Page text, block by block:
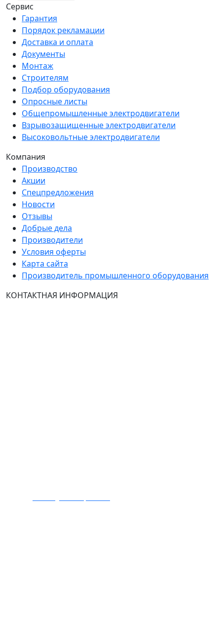
Сервис
Гарантия
Порядок рекламации
Доставка и оплата
Документы
Монтаж
Строителям
Подбор оборудования
Опросные листы
Общепромышленные электродвигатели
Взрывозащищенные электродвигатели
Высоковольтные электродвигатели
Компания
Производство
Акции
Спецпредложения
Новости
Отзывы
Добрые дела
Производители
Условия оферты
Карта сайта
Производитель промышленного оборудования
КОНТАКТНАЯ ИНФОРМАЦИЯ